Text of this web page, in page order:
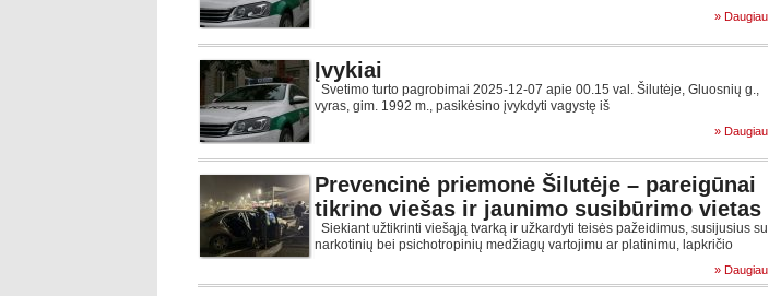
» Daugiau
Įvykiai
Svetimo turto pagrobimai 2025-12-07 apie 00.15 val. Šilutėje, Gluosnių g.,
vyras, gim. 1992 m., pasikėsino įvykdyti vagystę iš
» Daugiau
Prevencinė priemonė Šilutėje – pareigūnai
tikrino viešas ir jaunimo susibūrimo vietas
Siekiant užtikrinti viešąją tvarką ir užkardyti teisės pažeidimus, susijusius su
narkotinių bei psichotropinių medžiagų vartojimu ar platinimu, lapkričio
» Daugiau